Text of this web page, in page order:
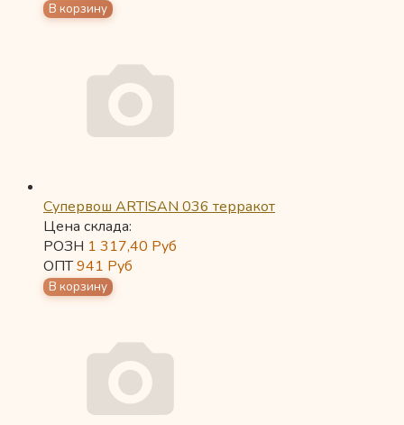
Супервош ARTISAN 036 терракот
Цена склада:
РОЗН 1 317,40 Руб
ОПТ941 Руб